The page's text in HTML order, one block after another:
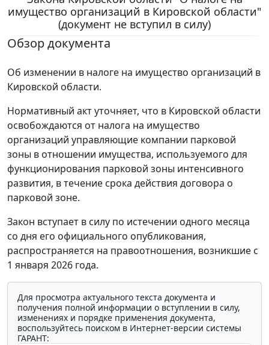
имущество организаций в Кировской области"
(документ не вступил в силу)
Обзор документа
Об изменении в налоге на имущество организаций в
Кировской области.
Нормативный акт уточняет, что в Кировской области
освобождаются от налога на имущество
организаций управляющие компании парковой
зоны в отношении имущества, используемого для
функционирования парковой зоны интенсивного
развития, в течение срока действия договора о
парковой зоне.
Закон вступает в силу по истечении одного месяца
со дня его официального опубликования,
распространяется на правоотношения, возникшие с
1 января 2026 года.
Для просмотра актуального текста документа и
получения полной информации о вступлении в силу,
изменениях и порядке применения документа,
воспользуйтесь поиском в Интернет-версии системы
ГАРАНТ: